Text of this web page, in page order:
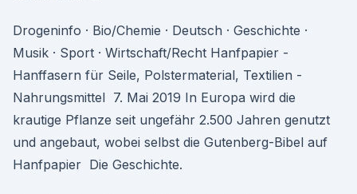
Drogeninfo · Bio/Chemie · Deutsch · Geschichte ·
Musik · Sport · Wirtschaft/Recht Hanfpapier -
Hanffasern für Seile, Polstermaterial, Textilien -
Nahrungsmittel 7. Mai 2019 In Europa wird die
krautige Pflanze seit ungefähr 2.500 Jahren genutzt
und angebaut, wobei selbst die Gutenberg-Bibel auf
Hanfpapier Die Geschichte.